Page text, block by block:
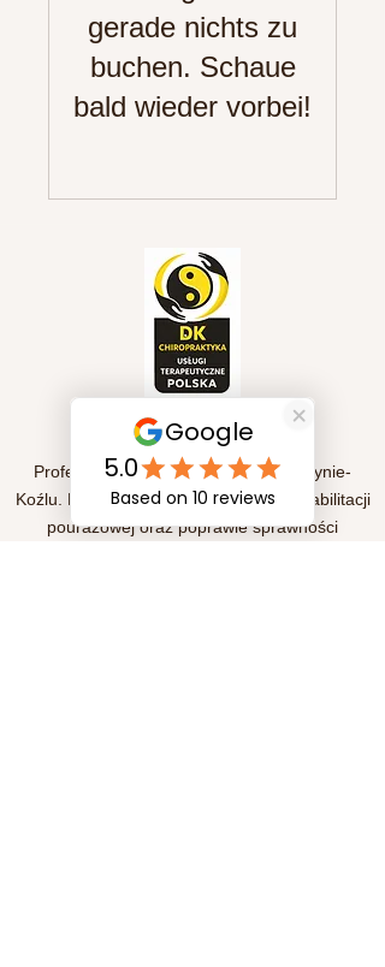
gerade nichts zu
buchen. Schaue
bald wieder vorbei!
Szybkie linki
Profesjonalna fizjoterapia w Kędzierzynie-
Koźlu. Pomagamy w leczeniu bólu, rehabilitacji
pourazowej oraz poprawie sprawności